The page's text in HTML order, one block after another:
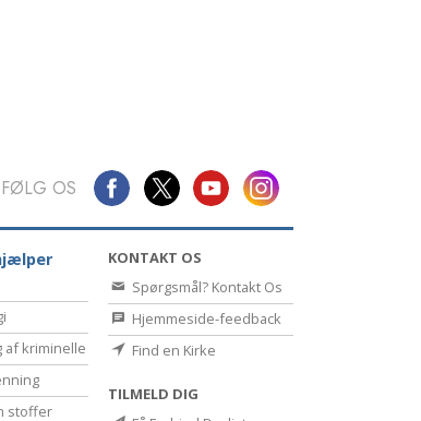
FØLG OS
af kriminelle
stoffer
KONTAKT OS
Spørgsmål? Kontakt Os
Hjemmeside-feedback
Find en Kirke
TILMELD DIG